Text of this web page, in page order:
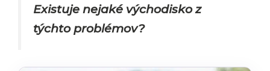
Existuje nejaké východisko z
týchto problémov?